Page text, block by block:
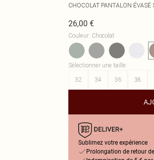
CHOCOLAT PANTALON
26,00 €
Couleur: Chocolat
Sélectionner une taille:
32
34 36 38
Sublimez votre expérience
Prolongation de retour